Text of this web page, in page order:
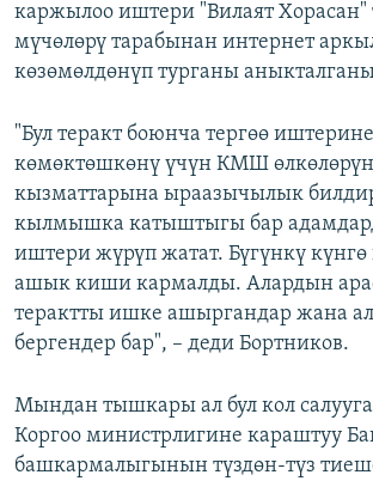
каржылоо иштери "Вилаят Хорасан"
мүчөлөрү тарабынан интернет
көзөмөлдөнүп турганы
"Бул теракт боюнча тергөө иштерине
көмөктөшкөнү үчүн КМШ
кызматтарына ыраазычылык
кылмышка катыштыгы бар
иштери жүрүп жатат. Бүгүнкү күнгө
ашык киши кармалды. Алардын
терактты ишке ашыргандар жана
бергендер бар", – деди Бортников.
Мындан тышкары ал бул кол
Коргоо министрлигине караштуу
башкармалыгынын түздөн-түз